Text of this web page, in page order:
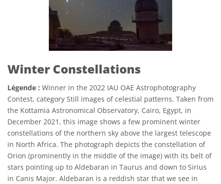
Winter Constellations
Légende : Winner in the 2022 IAU OAE Astrophotography
Contest, category Still images of celestial patterns. Taken from
the Kottamia Astronomical Observatory, Cairo, Egypt, in
December 2021, this image shows a few prominent winter
constellations of the northern sky above the largest telescope
in North Africa. The photograph depicts the constellation of
Orion (prominently in the middle of the image) with its belt of
stars pointing up to Aldebaran in Taurus and down to Sirius
in Canis Major. Aldebaran is a reddish star that we see in